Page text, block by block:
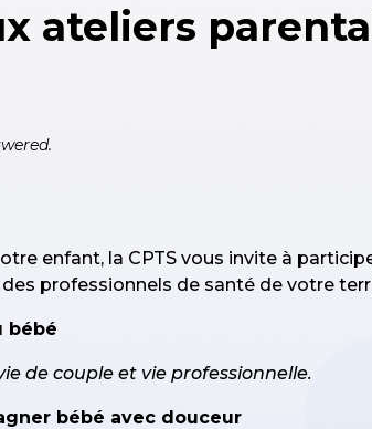
ateliers
enfant, la CPTS vous invite à
professionnels de santé de votre
bébé
de couple et vie professionnelle.
bébé avec douceur